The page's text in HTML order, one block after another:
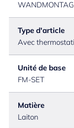
Type d'article
Avec
Unité de base
FM-SET
Matière
Laiton